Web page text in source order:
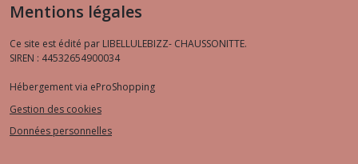
Mentions légales
Ce site est édité par LIBELLULEBIZZ- CHAUSSONITTE.
SIREN : 44532654900034
Hébergement via eProShopping
Gestion des cookies
Données personnelles